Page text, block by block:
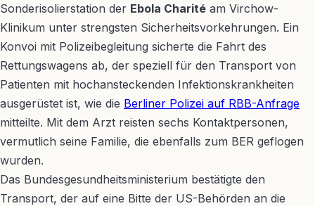
Sonderisolierstation der Ebola Charité am Virchow-
Klinikum unter strengsten Sicherheitsvorkehrungen. Ein
Konvoi mit Polizeibegleitung sicherte die Fahrt des
Rettungswagens ab, der speziell für den Transport von
Patienten mit hochansteckenden Infektionskrankheiten
ausgerüstet ist, wie die Berliner Polizei auf RBB-Anfrage
mitteilte. Mit dem Arzt reisten sechs Kontaktpersonen,
vermutlich seine Familie, die ebenfalls zum BER geflogen
wurden.
Das Bundesgesundheitsministerium bestätigte den
Transport, der auf eine Bitte der US-Behörden an die